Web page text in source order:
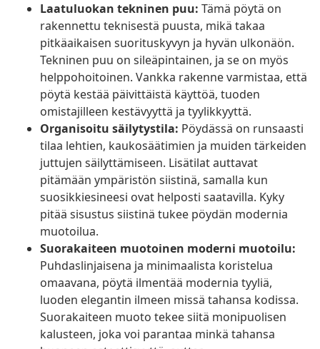
Laatuluokan tekninen puu: Tämä pöytä on
rakennettu teknisestä puusta, mikä takaa
pitkäaikaisen suorituskyvyn ja hyvän ulkonäön.
Tekninen puu on sileäpintainen, ja se on myös
helppohoitoinen. Vankka rakenne varmistaa, että
pöytä kestää päivittäistä käyttöä, tuoden
omistajilleen kestävyyttä ja tyylikkyyttä.
Organisoitu säilytystila: Pöydässä on runsaasti
tilaa lehtien, kaukosäätimien ja muiden tärkeiden
juttujen säilyttämiseen. Lisätilat auttavat
pitämään ympäristön siistinä, samalla kun
suosikkiesineesi ovat helposti saatavilla. Kyky
pitää sisustus siistinä tukee pöydän modernia
muotoilua.
Suorakaiteen muotoinen moderni muotoilu:
Puhdaslinjaisena ja minimaalista koristelua
omaavana, pöytä ilmentää modernia tyyliä,
luoden elegantin ilmeen missä tahansa kodissa.
Suorakaiteen muoto tekee siitä monipuolisen
kalusteen, joka voi parantaa minkä tahansa